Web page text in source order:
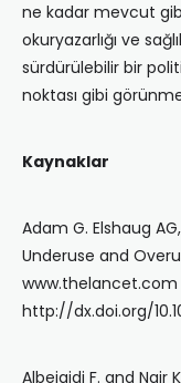
ne kadar mevcut
okuryazarlığı ve
sürdürülebilir bir
noktası gibi
Kaynaklar
Adam G. Elshaug
Underuse and
www.thelancet.com
http://dx.doi.org/
Albejaidi F. and